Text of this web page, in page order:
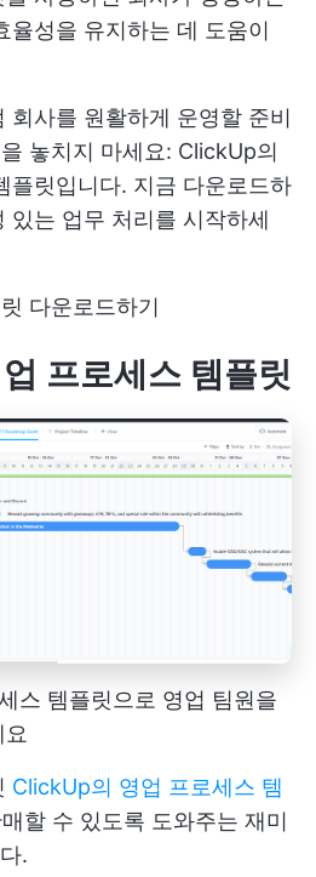
율성을 유지하는 데 도움이
회사를 원활하게 운영할 준비
놓치지 마세요: ClickUp의
플릿입니다. 지금 다운로드하
있는 업무 처리를 시작하세
다운로드하기
프로세스 템플릿
스 템플릿으로 영업 팀원을
ClickUp의 영업 프로세스 템
할 수 있도록 도와주는 재미
.